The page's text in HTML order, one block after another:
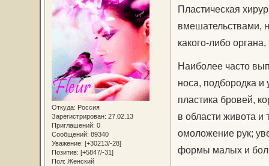
Откуда: Россия
Зарегистрирован: 27.02.13
Приглашений: 0
Сообщений: 89340
Уважение: [+30213/-28]
Позитив: [+5847/-31]
Пол: Женский
Пластическая
вмешательствами,
какого-либо
Наиболее часто
носа, подбородка
пластика бровей,
в области живота и
омоложение рук;
формы малых и